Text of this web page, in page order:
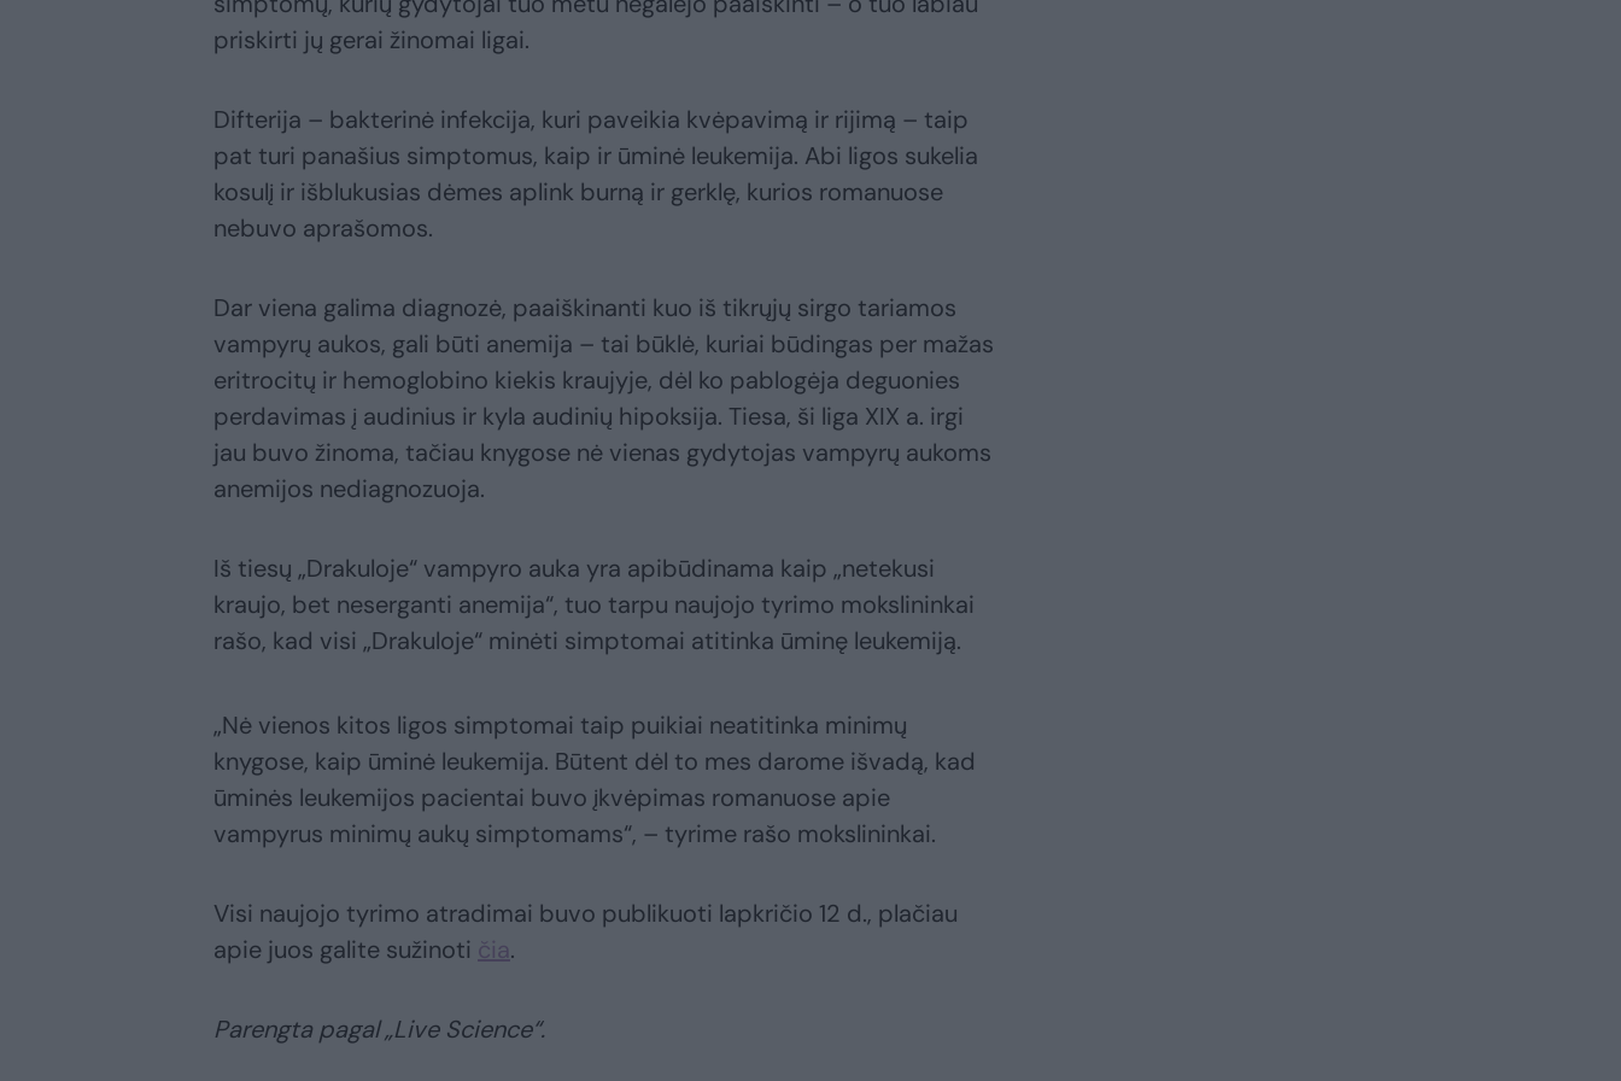
priskirti jų gerai žinomai ligai.
Difterija – bakterinė infekcija, kuri paveikia kvėpavimą ir rijimą – taip
pat turi panašius simptomus, kaip ir ūminė leukemija. Abi ligos sukelia
kosulį ir išblukusias dėmes aplink burną ir gerklę, kurios romanuose
nebuvo aprašomos.
Dar viena galima diagnozė, paaiškinanti kuo iš tikrųjų sirgo tariamos
vampyrų aukos, gali būti anemija – tai būklė, kuriai būdingas per mažas
eritrocitų ir hemoglobino kiekis kraujyje, dėl ko pablogėja deguonies
perdavimas į audinius ir kyla audinių hipoksija. Tiesa, ši liga XIX a. irgi
jau buvo žinoma, tačiau knygose nė vienas gydytojas vampyrų aukoms
anemijos nediagnozuoja.
Iš tiesų „Drakuloje“ vampyro auka yra apibūdinama kaip „netekusi
kraujo, bet neserganti anemija“, tuo tarpu naujojo tyrimo mokslininkai
rašo, kad visi „Drakuloje“ minėti simptomai atitinka ūminę leukemiją.
„Nė vienos kitos ligos simptomai taip puikiai neatitinka minimų
knygose, kaip ūminė leukemija. Būtent dėl to mes darome išvadą, kad
ūminės leukemijos pacientai buvo įkvėpimas romanuose apie
vampyrus minimų aukų simptomams“, – tyrime rašo mokslininkai.
Visi naujojo tyrimo atradimai buvo publikuoti lapkričio 12 d., plačiau
apie juos galite sužinoti čia.
Parengta pagal „Live Science“.